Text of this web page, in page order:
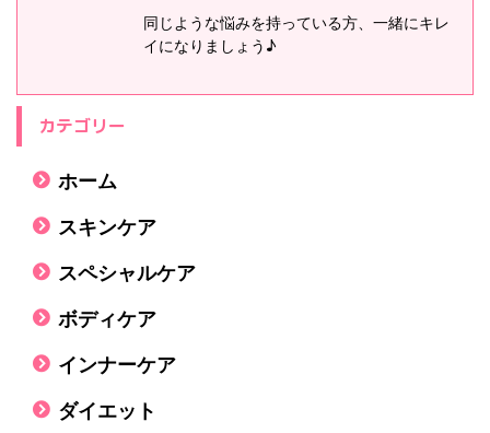
同じような悩みを持っている方、一緒にキレ
イになりましょう♪
カテゴリー
ホーム
スキンケア
スペシャルケア
ボディケア
インナーケア
ダイエット